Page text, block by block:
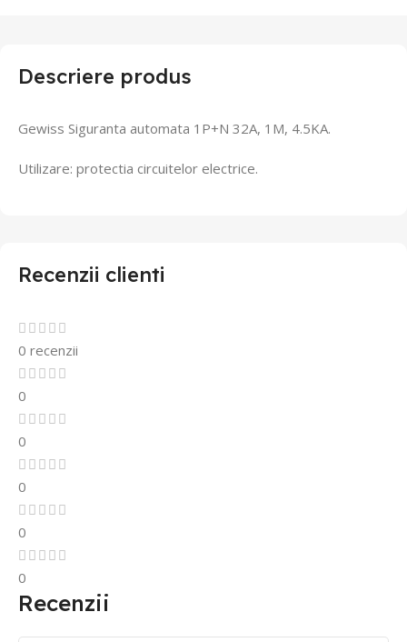
Descriere produs
Gewiss Siguranta automata 1P+N 32A, 1M, 4.5KA.
Utilizare: protectia circuitelor electrice.
Recenzii clienti
0 recenzii
0
0
0
0
0
Recenzii